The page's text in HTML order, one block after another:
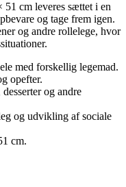
51 cm leveres sættet i en
og tage frem igen.
og andre rollelege, hvor
med forskellig legemad.
opefter.
og andre
og udvikling af sociale
cm.